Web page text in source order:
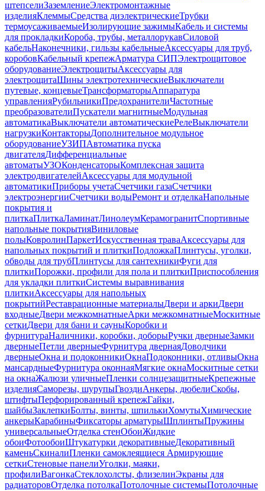
штепселиЗаземлениеЭлектромонтажные
изделияКлеммыСредства диэлектрическиеТрубки
термоусаживаемыеИзолирующие зажимыКабель и системы
для прокладкиКороба, трубы, металлорукавСиловой
кабельНаконечники, гильзы кабельныеАксессуары для труб,
коробовКабельный крепежАрматура СИПЭлектрощитовое
оборудованиеЭлектрощитыАксессуары для
электрощитаШины электротехническиеВыключатели
путевые, концевыеТрансформаторыАппаратура
управленияРубильникиПредохранителиЧастотные
преобразователиПускатели магнитныеМодульная
автоматикаВыключатели автоматическиеРелеВыключатели
нагрузкиКонтакторыДополнительное модульное
оборудованиеУЗИПАвтоматика пуска
двигателяДифференциальные
автоматыУЗОКонденсаторыКомплексная защита
электродвигателейАксессуары для модульной
автоматикиПриборы учетаСчетчики газаСчетчики
электроэнергииСчетчики водыРемонт и отделкаНапольные
покрытия и
плиткаПлиткаЛаминатЛинолеумКерамогранитСпортивные
напольные покрытияВиниловые
полыКовролинПаркетИскусственная траваАксессуары для
напольных покрытий и плиткиПодложкаПлинтусы, уголки,
обводы для трубПлинтусы для сантехникиФуги для
плиткиПорожки, профили для пола и плиткиПриспособления
для укладки плиткиСистемы выравнивания
плиткиАксессуары для напольных
покрытийРеставрационные материалыДвери и аркиДвери
входныеДвери межкомнатныеАрки межкомнатныеМоскитные
сеткиДвери для бани и сауныКоробки и
фурнитураНаличники, коробки, доборыРучки дверныеЗамки
дверныеПетли дверныеФурнитура двернаяДоводчики
дверныеОкна и подоконникиОкнаПодоконники, отливыОкна
мансардныеФурнитура оконнаяМягкие окнаМоскитные сетки
на окнаЖалюзи уличныеПленки солнцезащитныеКрепежные
изделияСаморезы, шурупыГвоздиАнкеры, дюбелиСкобы,
штифтыПерфорированный крепежГайки,
шайбыЗаклепкиБолты, винты, шпилькиХомутыХимические
анкерыКарабиныФиксаторы арматурыШплинтыПружины
универсальныеОтделка стенОбоиЖидкие
обоиФотообоиШтукатурки декоративныеДекоративный
каменьСкиналиПленки самоклеящиеся Армирующие
сеткиСтеновые панелиУголки, маяки,
профилиВагонкаСтеклохолсты, флизелинЭкраны для
радиаторовОтделка потолкаПотолочные системыПотолочные